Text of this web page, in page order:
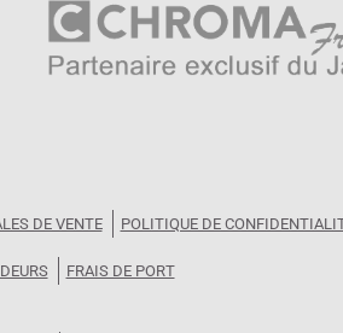
DE VENTE POLITIQUE DE
FRAIS DE PORT